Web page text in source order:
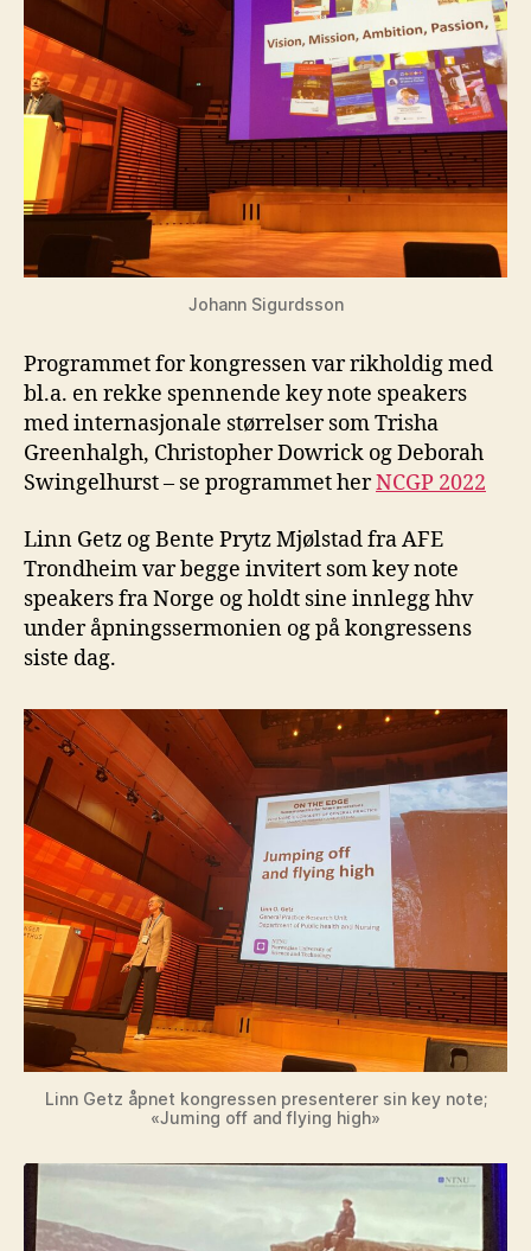
Johann Sigurdsson
Programmet for kongressen var rikholdig med
bl.a. en rekke spennende key note speakers
med internasjonale størrelser som Trisha
Greenhalgh, Christopher Dowrick og Deborah
Swingelhurst – se programmet herNCGP 2022
Linn Getz og Bente Prytz Mjølstad fra AFE
Trondheim var begge invitert som key note
speakers fra Norge og holdt sine innlegg hhv
under åpningssermonien og på kongressens
siste dag.
Linn Getz åpnet kongressen presenterer sin key note;
«Juming off and flying high»